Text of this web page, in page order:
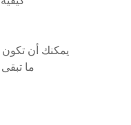
يمكنك أن تكون
ما